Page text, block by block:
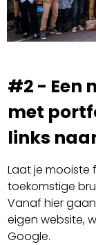
#2 - Een
met
links
Laat je mooiste
toekomstige
Vanaf hier gaan
eigen website,
Google.